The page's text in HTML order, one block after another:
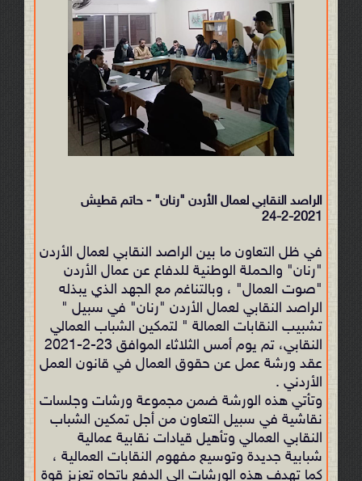
الراصد النقابي لعمال الأردن "رنان" - حاتم قطيش
24-2-2021
في ظل التعاون ما بين الراصد النقابي لعمال الأردن
"رنان" والحملة الوطنية للدفاع عن عمال الأردن
"صوت العمال" ، وبالتناغم مع الجهد الذي يبذله
الراصد النقابي لعمال الأردن "رنان" في سبيل "
تشبيب النقابات العمالة " لتمكين الشباب العمالي
النقابي، تم يوم أمس الثلاثاء الموافق 23-2-2021
عقد ورشة عمل عن حقوق العمال في قانون العمل
الأردني .
وتأتي هذه الورشة ضمن مجموعة ورشات وجلسات
نقاشية في سبيل التعاون من أجل تمكين الشباب
النقابي العمالي وتأهيل قيادات نقابية عمالية
شبابية جديدة وتوسيع مفهوم النقابات العمالية ،
كما تهدف هذه الورشات الى الدفع باتجاه تعزيز قوة